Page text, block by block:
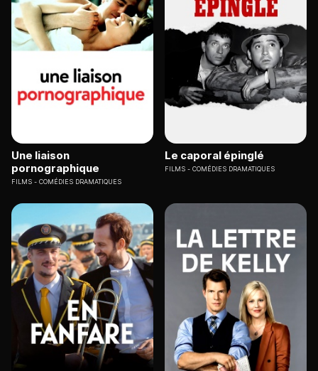
Une liaison
pornographique
FILMS COMÉDIES DRAMATIQUES
Le caporal épinglé
FILMS COMÉDIES DRAMATIQUES